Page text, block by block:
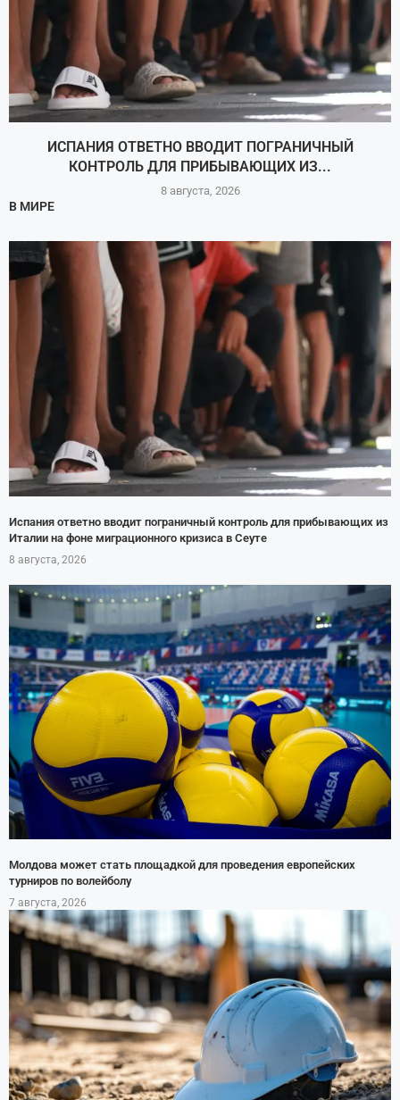
ИСПАНИЯ ОТВЕТНО ВВОДИТ ПОГРАНИЧНЫЙ
КОНТРОЛЬ ДЛЯ ПРИБЫВАЮЩИХ ИЗ...
8 августа, 2026
В МИРЕ
Испания ответно вводит пограничный контроль для прибывающих из
Италии на фоне миграционного кризиса в Сеуте
8 августа, 2026
Молдова может стать площадкой для проведения европейских
турниров по волейболу
7 августа, 2026